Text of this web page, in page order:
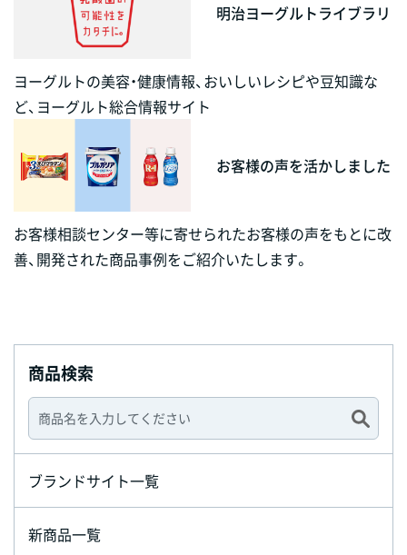
明治ヨーグルトライブラリ
ヨーグルトの美容・健康情報、おいしいレシピや豆知識な
ど、ヨーグルト総合情報サイト
お客様の声を活かしました
お客様相談センター等に寄せられたお客様の声をもとに改
善、開発された商品事例をご紹介いたします。
商品検索
ブランドサイト一覧
新商品一覧